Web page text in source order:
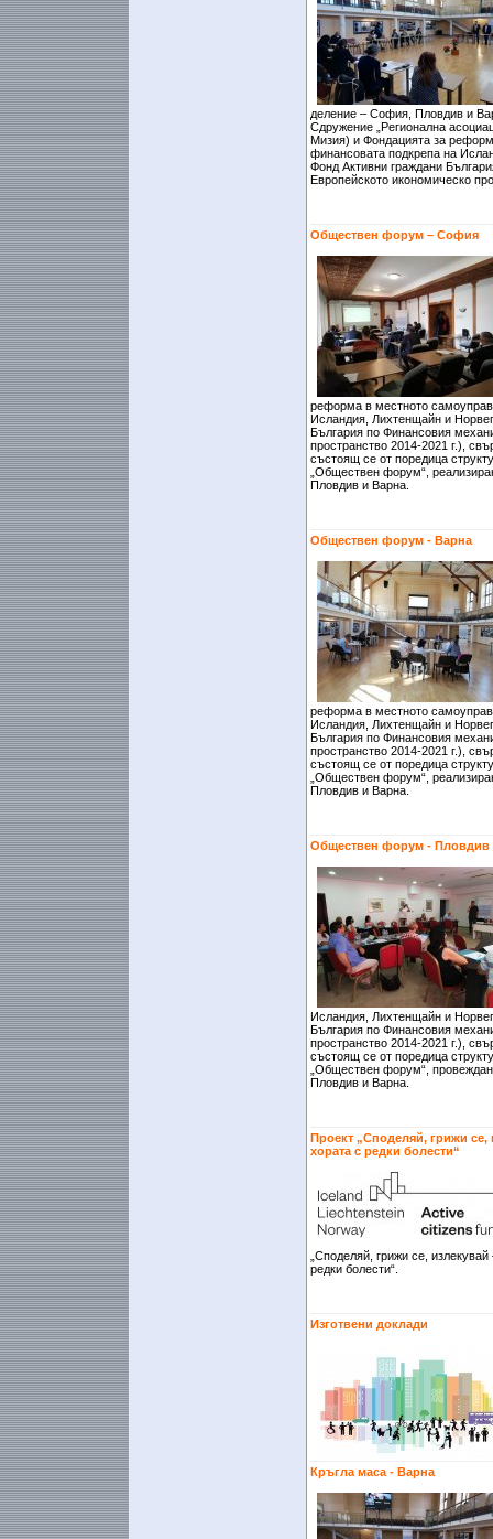
деление – София, Пловдив и
Сдружение „Регионална
Мизия) и Фондацията за
финансовата подкрепа на
Фонд Активни граждани
Европейското икономическо
Обществен форум – София
реформа в местното
Исландия, Лихтенщайн и
България по Финансовия
пространство 2014-2021 г.),
състоящ се от поредица
„Обществен форум“,
Пловдив и Варна.
Обществен форум - Варна
реформа в местното
Исландия, Лихтенщайн и
България по Финансовия
пространство 2014-2021 г.),
състоящ се от поредица
„Обществен форум“,
Пловдив и Варна.
Обществен форум - Пловдив
Исландия, Лихтенщайн и
България по Финансовия
пространство 2014-2021 г.),
състоящ се от поредица
„Обществен форум“,
Пловдив и Варна.
Проект „Споделяй, грижи се,
хората с редки болести“
„Споделяй, грижи се,
редки болести“.
Изготвени доклади
Кръгла маса - Варна